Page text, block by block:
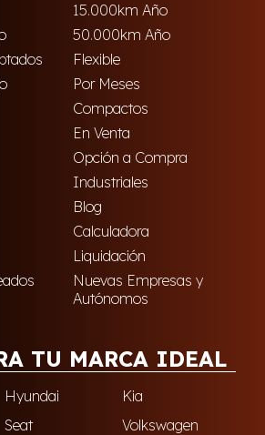
15.000km Año
50.000km Año
Flexible
Por Meses
Compactos
En Venta
Opción a Compra
Industriales
Blog
Calculadora
Liquidación
Nuevas Empresas y
Autónomos
TU MARCA IDEAL
Hyundai
Kia
Seat
Volkswagen